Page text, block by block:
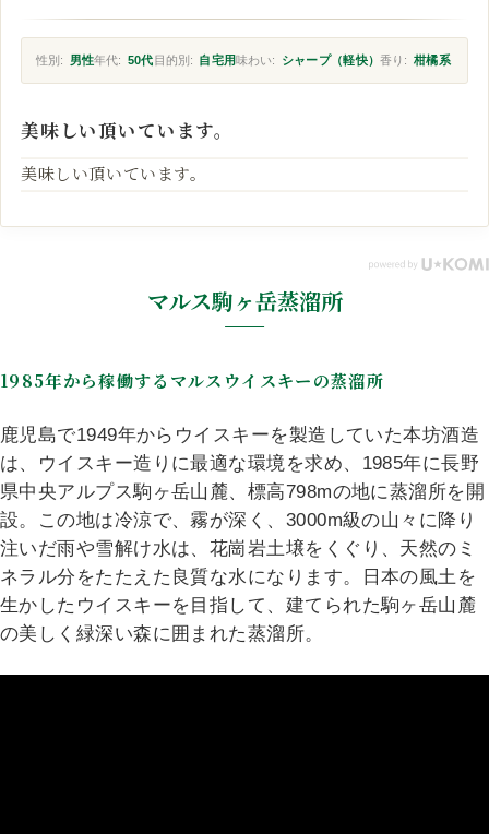
性別: 男性年代: 50代目的別: 自宅用味わい: シャープ（軽快）香り: 柑橘系
美味しい頂いています。
美味しい頂いています。
マルス駒ヶ岳蒸溜所
1985年から稼働するマルスウイスキーの蒸溜所
鹿児島で1949年からウイスキーを製造していた本坊酒造
は、ウイスキー造りに最適な環境を求め、1985年に長野
県中央アルプス駒ヶ岳山麓、標高798mの地に蒸溜所を開
設。この地は冷涼で、霧が深く、3000m級の山々に降り
注いだ雨や雪解け水は、花崗岩土壌をくぐり、天然のミ
ネラル分をたたえた良質な水になります。日本の風土を
生かしたウイスキーを目指して、建てられた駒ヶ岳山麓
の美しく緑深い森に囲まれた蒸溜所。